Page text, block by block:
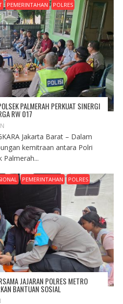
PEMERINTAHAN POLRES
PALMERAH PERKUAT SINERGI
RW 017
Jakarta Barat – Dalam
kemitraan antara Polri
Palmerah...
PEMERINTAHAN POLRES
JAJARAN POLRES METRO
BANTUAN SOSIAL